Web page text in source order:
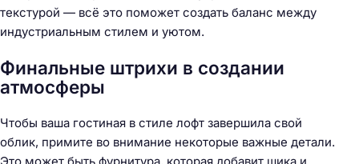
текстурой — всё это поможет создать баланс между
индустриальным стилем и уютом.
Финальные штрихи в создании
атмосферы
Чтобы ваша гостиная в стиле лофт завершила свой
облик, примите во внимание некоторые важные детали.